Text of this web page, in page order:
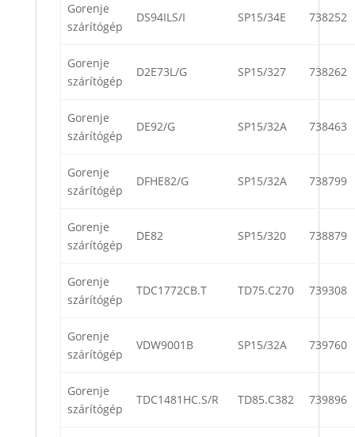
Gorenje
szárítógép
DS94ILS/I SP15/34E 738252
Gorenje
szárítógép
D2E73L/G SP15/327 738262
Gorenje
szárítógép
DE92/G SP15/32A 738463
Gorenje
szárítógép
DFHE82/G SP15/32A 738799
Gorenje
szárítógép
DE82 SP15/320 738879
Gorenje
szárítógép
TDC1772CB.T TD75.C270 739308
Gorenje
szárítógép
VDW9001B SP15/32A 739760
Gorenje
szárítógép
TDC1481HC.S/R TD85.C382 739896